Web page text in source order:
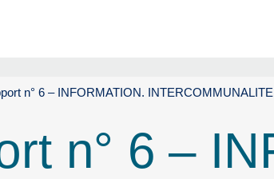
n° 6 – INFORMATION.
n° 6 –